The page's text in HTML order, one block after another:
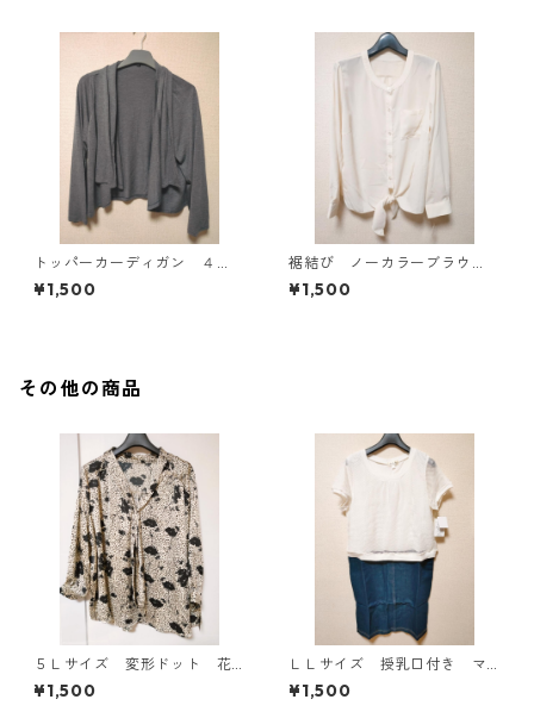
トッパーカーディガン ４
Ｌ グレー KAE-4814
¥1,500
裾結び ノーカラーブラウ
ス ３Ｌ アイボリー KAE-
4813
¥1,500
その他の商品
５Ｌサイズ 変形ドット 花
柄 ボウタイブラウス オフ
ホワイト KAE-4763
¥1,500
ＬＬサイズ 授乳口付き マ
タニティ ドッキングワンピ
ース ホワイト×ブルー KAE
¥1,500